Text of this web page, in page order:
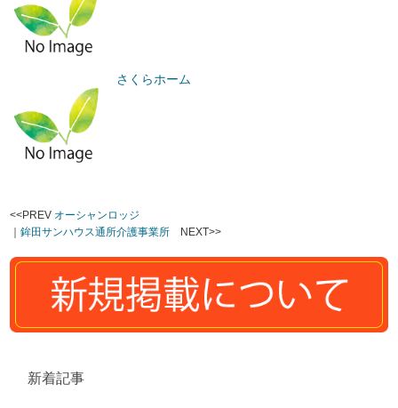
さくらホーム
<<PREV オーシャンロッジ
｜鉾田サンハウス通所介護事業所 NEXT>>
新着記事